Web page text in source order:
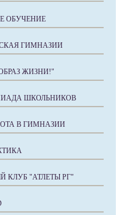
ОБУЧЕНИЕ
ГИМНАЗИИ
ЖИЗНИ!"
ШКОЛЬНИКОВ
В ГИМНАЗИИ
"АТЛЕТЫ РГ"